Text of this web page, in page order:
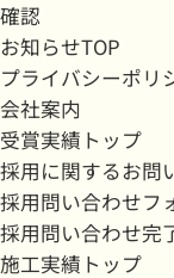
確認
お知らせTOP
プライバシーポリ
会社案内
受賞実績トップ
採用に関するお問
採用問い合わせフ
採用問い合わせ完
施工実績トップ